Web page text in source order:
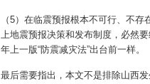
（5）在临震预报根本不可行、不
上地震预报决策和发布制度，必然
年上一版“防震减灾法”出台前一样。
最后需要指出，本文不是排除山西